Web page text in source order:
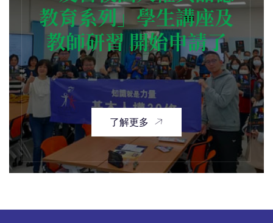
教育系列」學生講座及
教師研習 開始申請了
了解更多